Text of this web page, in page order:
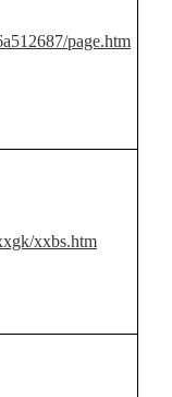
page.htm
xxbs.htm